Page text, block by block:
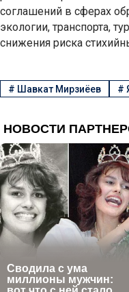
соглашений в сферах
экологии, транспорта,
снижения риска
# Шавкат Мирзиёев #